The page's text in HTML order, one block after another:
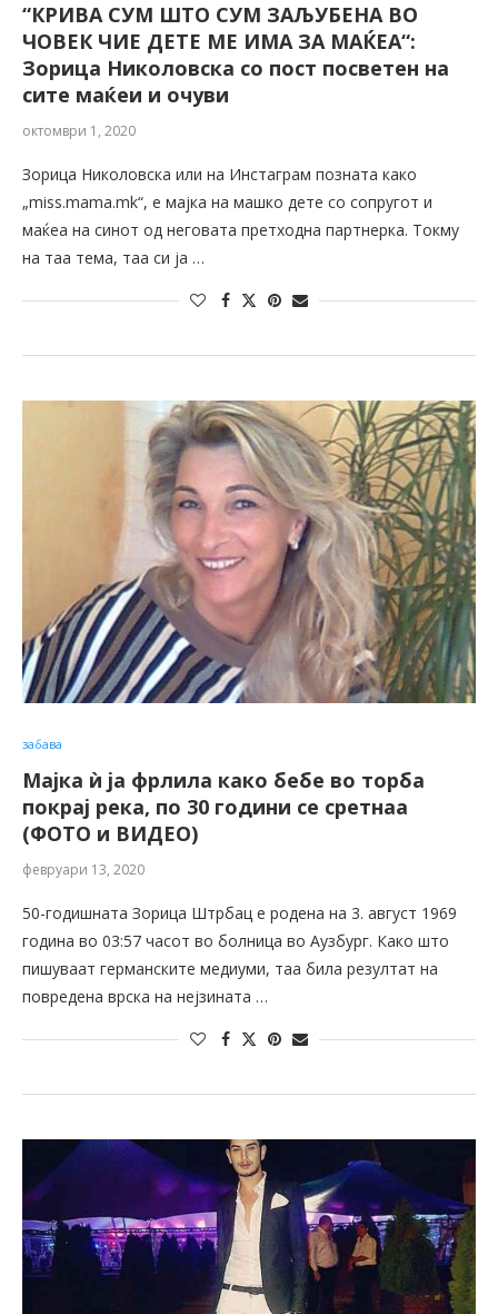
“КРИВА СУМ ШТО СУМ ЗАЉУБЕНА ВО
ЧОВЕК ЧИЕ ДЕТЕ МЕ ИМА ЗА МАЌЕА“:
Зорица Николовска со пост посветен на
сите маќеи и очуви
октомври 1, 2020
Зорица Николовска или на Инстаграм позната како
„miss.mama.mk“, е мајка на машко дете со сопругот и
маќеа на синот од неговата претходна партнерка. Токму
на таа тема, таа си ја …
забава
Мајка ѝ ја фрлила како бебе во торба
покрај река, по 30 години се сретнаа
(ФОТО и ВИДЕО)
февруари 13, 2020
50-годишната Зорица Штрбац е родена на 3. август 1969
година во 03:57 часот во болница во Аузбург. Како што
пишуваат германските медиуми, таа била резултат на
повредена врска на нејзината …